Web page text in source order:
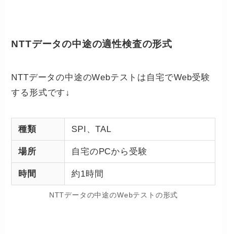
NTTデータの中途の適性検査の形式
NTTデータの中途のWebテストは自宅でWeb受験
する形式です↓
種類 SPI、TAL
場所 自宅のPCから受験
時間 約1時間
NTTデータの中途のWebテストの形式